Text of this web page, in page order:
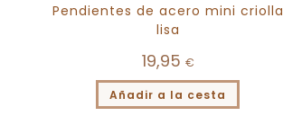
Pendientes de acero mini criolla
lisa
19,95 €
Añadir a la cesta